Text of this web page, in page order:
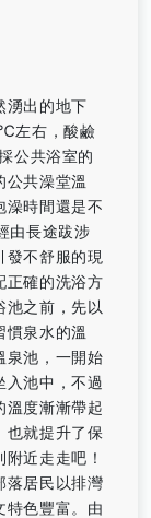
湧出的地下
左右，酸鹼
公共浴室的
公共澡堂溫
澡時間還是不
由長途跋涉
發不舒服的現
正確的洗浴方
池之前，先以
慣泉水的溫
泉池，一開始
入池中，不過
溫度漸漸帶起
也就提升了保
近走走吧！
落居民以排灣
特色豐富。由